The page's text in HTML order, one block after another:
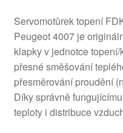
Servomotůrek topení
Peugeot 4007 je
klapky v jednotce
přesné směšování
přesměrování proudění
Díky správně
teploty i distribuce